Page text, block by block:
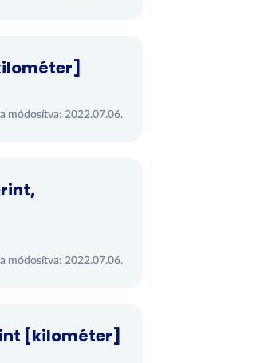
módosítva: 2022.07.06.
módosítva: 2022.07.06.
[kilométer]